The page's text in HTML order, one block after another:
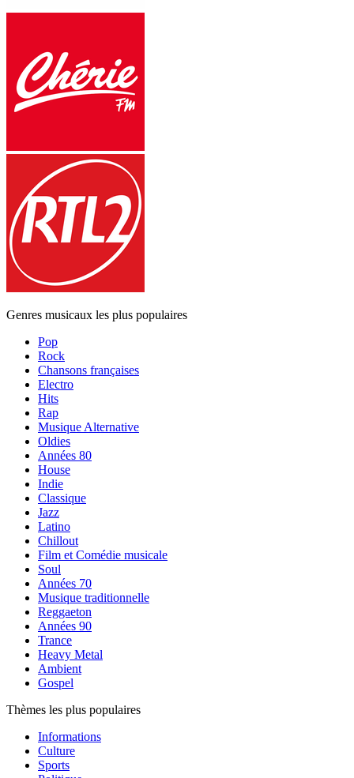
Genres musicaux les plus populaires
Pop
Rock
Chansons françaises
Electro
Hits
Rap
Musique Alternative
Oldies
Années 80
House
Indie
Classique
Jazz
Latino
Chillout
Film et Comédie musicale
Soul
Années 70
Musique traditionnelle
Reggaeton
Années 90
Trance
Heavy Metal
Ambient
Gospel
Thèmes les plus populaires
Informations
Culture
Sports